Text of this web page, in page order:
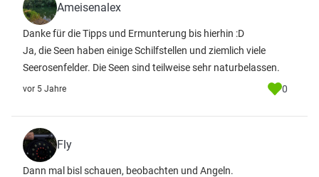
Ameisenalex
Danke für die Tipps und Ermunterung bis hierhin :D
Ja, die Seen haben einige Schilfstellen und ziemlich viele
Seerosenfelder. Die Seen sind teilweise sehr naturbelassen.
vor 5 Jahre 0
Fly
Dann mal bisl schauen, beobachten und Angeln.